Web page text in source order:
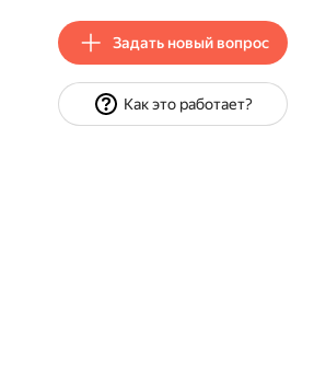
Задать новый вопрос
Как это работает?